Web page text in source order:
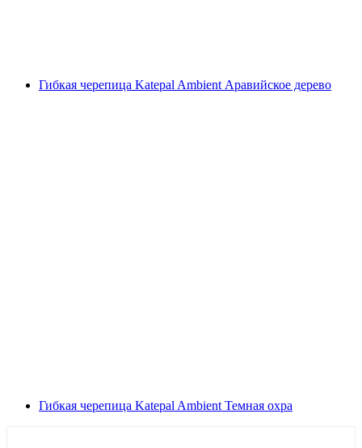
Гибкая черепица Katepal Ambient Аравийское дерево
Гибкая черепица Katepal Ambient Темная охра